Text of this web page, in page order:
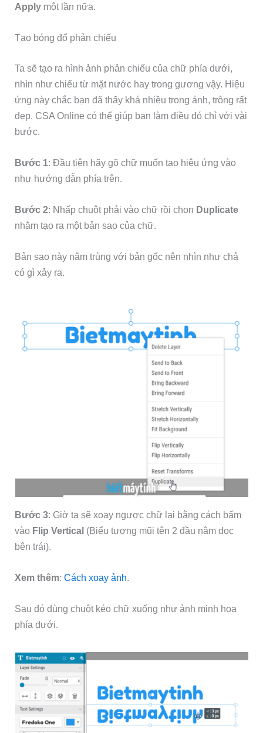
Apply một lần nữa.
Tạo bóng đổ phản chiếu
Ta sẽ tạo ra hình ảnh phản chiếu của chữ phía dưới,
nhìn như chiếu từ mặt nước hay trong gương vậy. Hiệu
ứng này chắc bạn đã thấy khá nhiều trong ảnh, trông rất
đẹp. CSA Online có thể giúp bạn làm điều đó chỉ với vài
bước.
Bước 1: Đầu tiên hãy gõ chữ muốn tạo hiệu ứng vào
như hướng dẫn phía trên.
Bước 2: Nhấp chuột phải vào chữ rồi chọn Duplicate
nhằm tạo ra một bản sao của chữ.
Bản sao này nằm trùng với bản gốc nên nhìn như chả
có gì xảy ra.
Bước 3: Giờ ta sẽ xoay ngược chữ lại bằng cách bấm
vào Flip Vertical (Biểu tượng mũi tên 2 đầu nằm dọc
bên trái).
Xem thêm:Cách xoay ảnh.
Sau đó dùng chuột kéo chữ xuống như ảnh minh họa
phía dưới.